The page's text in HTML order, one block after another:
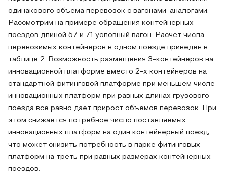
одинакового объема перевозок с вагонами-аналогами.
Рассмотрим на примере обращения контейнерных
поездов длиной 57 и 71 условный вагон. Расчет числа
перевозимых контейнеров в одном поезде приведен в
таблице 2. Возможность размещения 3-контейнеров на
инновационной платформе вместо 2-х контейнеров на
стандартной фитинговой платформе при меньшем числе
инновационных платформ при равных длинах грузового
поезда все равно дает прирост объемов перевозок. При
этом снижается потребное число поставляемых
инновационных платформ на один контейнерный поезд,
что может снизить потребность в парке фитинговых
платформ на треть при равных размерах контейнерных
поездов.